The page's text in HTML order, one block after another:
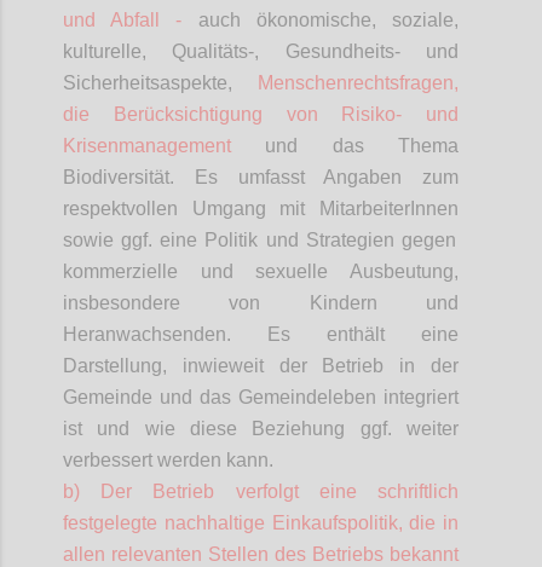
und Abfall - auch ökonomische, soziale,
kulturelle, Qualitäts-, Gesundheits- und
Sicherheitsaspekte,
Menschenrechtsfragen,
die Berücksichtigung von Risiko- und
Krisenmanagement und das Thema
Biodiversität. Es umfasst Angaben zum
respektvollen Umgang mit
MitarbeiterInnen
sowie ggf. eine Politik und Strategien gegen
kommerzielle und sexuelle Ausbeutung,
insbesondere von Kindern und
Heranwachsenden. Es enthält eine
Darstellung, inwieweit der Betrieb in der
Gemeinde und das Gemeindeleben integriert
ist und wie diese Beziehung ggf. weiter
verbessert werden kann.
b) Der Betrieb verfolgt eine schriftlich
festgelegte nachhaltige Einkaufspolitik, die in
allen relevanten Stellen des Betriebs bekannt